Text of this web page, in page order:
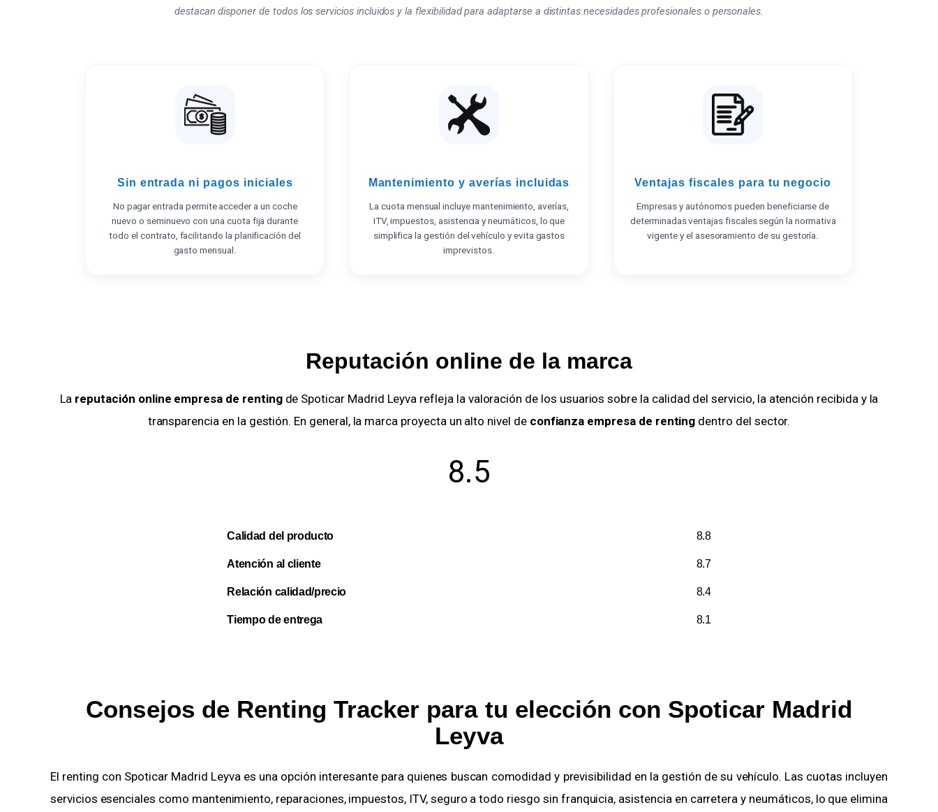
destacan disponer de todos los servicios incluidos y la flexibilidad para adaptarse a distintas necesidades profesionales o personales.
Sin entrada ni pagos iniciales
No pagar entrada permite acceder a un coche
nuevo o seminuevo con una cuota fija durante
todo el contrato, facilitando la planificación del
gasto mensual.
Mantenimiento y averías incluidas
La cuota mensual incluye mantenimiento, averías,
ITV, impuestos, asistencia y neumáticos, lo que
simplifica la gestión del vehículo y evita gastos
imprevistos.
Ventajas fiscales para tu negocio
Empresas y autónomos pueden beneficiarse de
determinadas ventajas fiscales según la normativa
vigente y el asesoramiento de su gestoría.
Reputación online de la marca
La reputación online empresa de rentingde Spoticar Madrid Leyva refleja la valoración de los usuarios sobre la calidad del servicio, la atención recibida y la
transparencia en la gestión. En general, la marca proyecta un alto nivel de confianza empresa de renting dentro del sector.
8.5
Calidad del producto 8.8
Atención al cliente 8.7
Relación calidad/precio 8.4
Tiempo de entrega 8.1
Consejos de Renting Tracker para tu elección con Spoticar Madrid
Leyva
El renting con Spoticar Madrid Leyva es una opción interesante para quienes buscan comodidad y previsibilidad en la gestión de su vehículo. Las cuotas incluyen
servicios esenciales como mantenimiento, reparaciones, impuestos, ITV, seguro a todo riesgo sin franquicia, asistencia en carretera y neumáticos, lo que elimina